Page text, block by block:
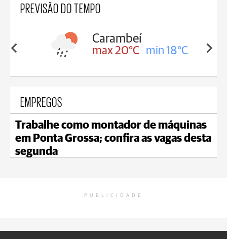
PREVISÃO DO TEMPO
18°C
Carambeí
max 20°C min 18°C
EMPREGOS
Trabalhe como montador de máquinas
em Ponta Grossa; confira as vagas desta
segunda
PUBLICIDADE